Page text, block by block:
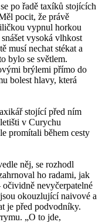
po řadě taxíků stojících
pocit, že právě
vypnul horkou
vysoká vlhkost
musí nechat stékat a
bylo se světlem.
brýlemi přímo do
bolest hlavy, která
stojící před ním
v Curychu
promítali během cesty
něj, se rozhodl
ho radami, jak
nevyčerpatelné
okouzlující naivové a
je před podvodníky.
„O to jde,